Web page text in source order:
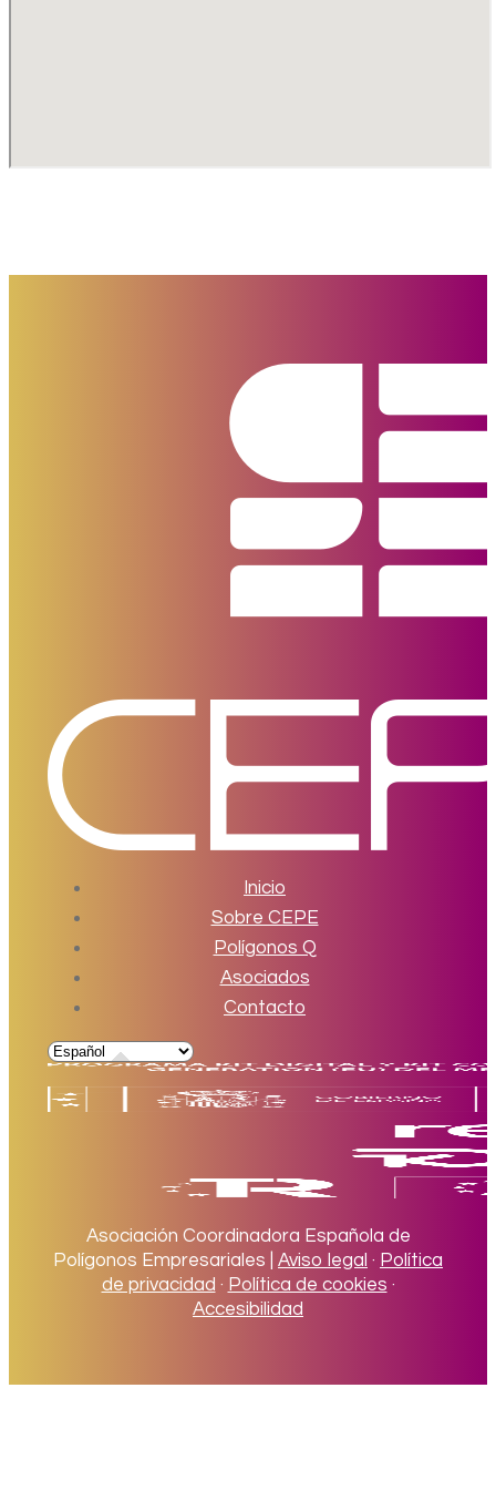
Inicio
Sobre CEPE
Polígonos Q
Asociados
Contacto
Asociación Coordinadora Española de
Polígonos Empresariales | Aviso legal · Política
de privacidad · Política de cookies ·
Accesibilidad